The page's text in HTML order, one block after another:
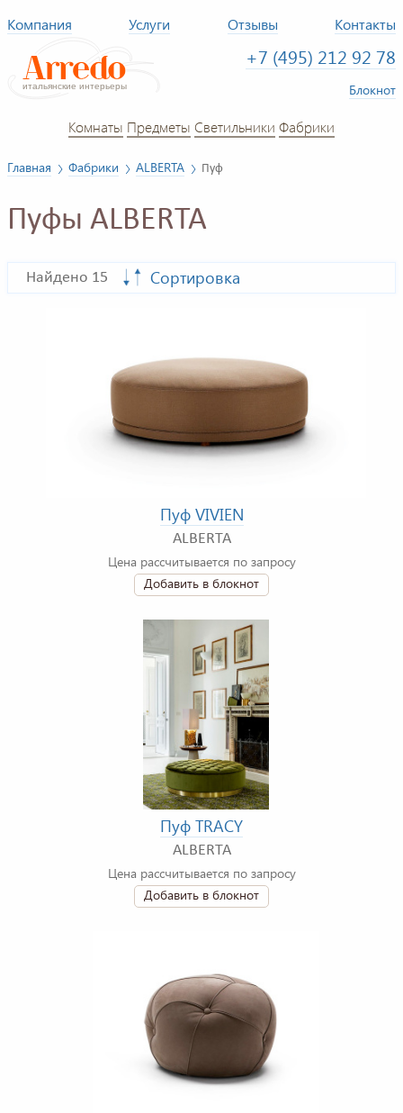
Компания Услуги Отзывы Контакты
+7 (495) 212 92 78
Блокнот
Комнаты Предметы Светильники Фабрики
Главная Фабрики ALBERTA Пуф
Пуфы ALBERTA
Найдено 15 Сортировка
Пуф VIVIEN
ALBERTA
Цена рассчитывается по запросу
Добавить в блокнот
Пуф TRACY
ALBERTA
Цена рассчитывается по запросу
Добавить в блокнот